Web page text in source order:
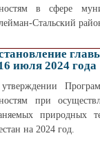
в сфере
Стальский
июля 2024 года
при
природных
на 2024 год.